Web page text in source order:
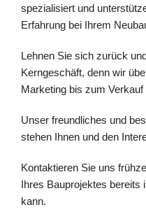
spezialisiert und
Erfahrung bei Ihrem
Lehnen Sie sich zurück
Kerngeschäft, denn wir
Marketing bis zum Verkauf
Unser freundliches und
stehen Ihnen und den
Kontaktieren Sie uns
Ihres Bauprojektes bereits
kann.